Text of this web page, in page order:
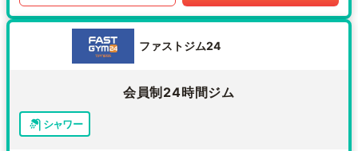
ファストジム24
会員制24時間ジム
シャワー